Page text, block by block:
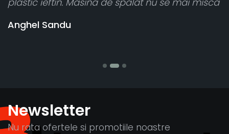
Sandu
Newsletter
Nu rata ofertele si promotiile noastre